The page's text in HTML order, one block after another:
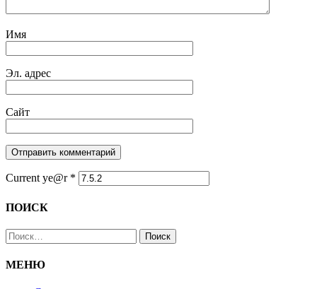
Имя
Эл. адрес
Сайт
Current ye@r *
ПОИСК
Найти:
МЕНЮ